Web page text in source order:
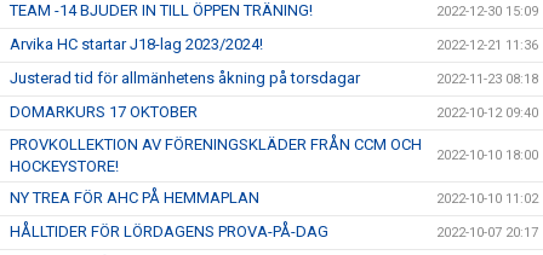
TEAM -14 BJUDER IN TILL ÖPPEN TRÄNING! 2022-12-30 15:09
Arvika HC startar J18-lag 2023/2024! 2022-12-21 11:36
Justerad tid för allmänhetens åkning på torsdagar 2022-11-23 08:18
DOMARKURS 17 OKTOBER 2022-10-12 09:40
PROVKOLLEKTION AV FÖRENINGSKLÄDER FRÅN CCM OCH
HOCKEYSTORE!
2022-10-10 18:00
NY TREA FÖR AHC PÅ HEMMAPLAN 2022-10-10 11:02
HÅLLTIDER FÖR LÖRDAGENS PROVA-PÅ-DAG 2022-10-07 20:17